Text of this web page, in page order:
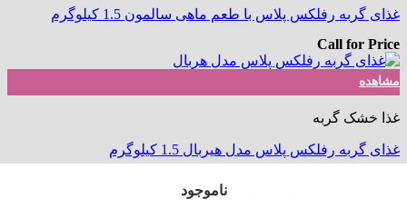
غذای گربه رفلکس پلاس با طعم ماهی سالمون 1.5 کیلوگرم
Call for Price
مشاهده
غذا خشک گربه
غذای گربه رفلکس پلاس مدل هیربال 1.5 کیلوگرم
ناموجود
ناموجود
ناموجود
ناموجود